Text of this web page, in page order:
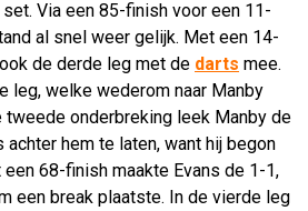
Via een 85-finish voor een 11-
al snel weer gelijk. Met een 14-
de derde leg met de darts mee.
leg, welke wederom naar Manby
tweede onderbreking leek Manby de
hem te laten, want hij begon
68-finish maakte Evans de 1-1,
een break plaatste. In de vierde leg